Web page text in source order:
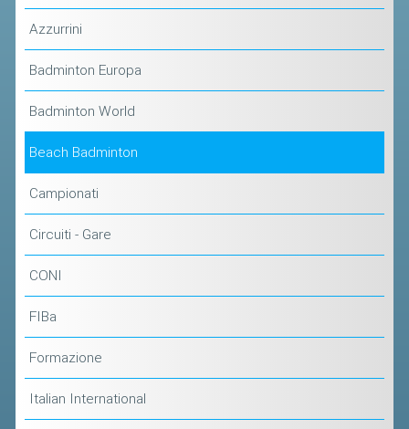
Azzurrini
Badminton Europa
Badminton World
Beach Badminton
Campionati
Circuiti - Gare
CONI
FIBa
Formazione
Italian International
ACCEDI AL TESSERAMENTO ON
MODULI
GARE ED EVENTI
CALENDARIO
COMUNICATI
EVENTI INTERNAZIONALI
CLASSIFICHE NAZIONALI